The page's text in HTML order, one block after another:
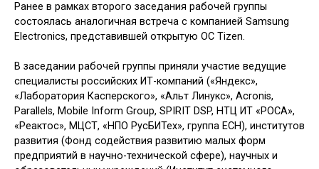
Ранее в рамках второго заседания рабочей группы
состоялась аналогичная встреча с компанией Samsung
Electronics, представившей открытую ОС Tizen.
В заседании рабочей группы приняли участие ведущие
специалисты российских ИТ-компаний («Яндекс»,
«Лаборатория Касперского», «Альт Линукс», Acronis,
Parallels, Mobile Inform Group, SPIRIT DSP, НТЦ ИТ «РОСА»,
«Реактос», МЦСТ, «НПО РусБИТех», группа ЕСН), институтов
развития (Фонд содействия развитию малых форм
предприятий в научно-технической сфере), научных и